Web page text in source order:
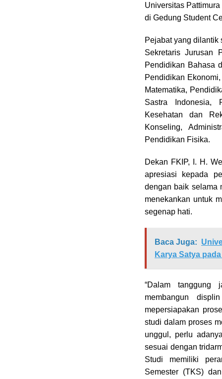
Universitas
di Gedung Student
Pejabat yang dilantik
Sekretaris Jurusan
Pendidikan Bahasa
Pendidikan
Matematika,
Sastra Indonesia,
Kesehatan dan
Konseling,
Pendidikan Fisika.
Dekan FKIP, I. H.
apresiasi kepada
dengan baik selama
menekankan untuk
segenap hati.
Baca Juga:
Karya Satya
“Dalam tanggung
membangun
mepersiapakan
studi dalam proses
unggul, perlu
sesuai dengan
Studi memiliki
Semester (TKS)